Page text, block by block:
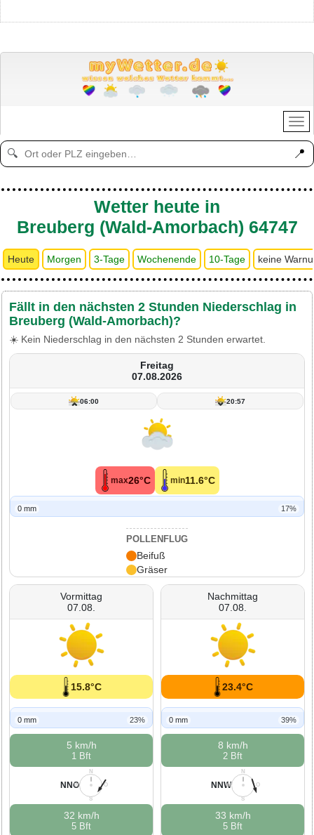
🔍 📍
Wetter heute in
Breuberg (Wald-Amorbach) 64747
Heute Morgen 3-Tage Wochenende 10-Tage keine
Fällt in den nächsten 2 Stunden Niederschlag in
Breuberg (Wald-Amorbach)?
☀️ Kein Niederschlag in den nächsten 2 Stunden erwartet.
Freitag
07.08.2026
06:00 20:57
max26°C min11.6°C
0 mm 17%
POLLENFLUG
Beifuß
Gräser
Vormittag
07.08.
15.8°C
0 mm 23%
5 km/h
1 Bft
N
O
S
W
NNO
32 km/h
5 Bft
Nachmittag
07.08.
23.4°C
0 mm 39%
8 km/h
2 Bft
N
O
S
W
NNW
33 km/h
5 Bft